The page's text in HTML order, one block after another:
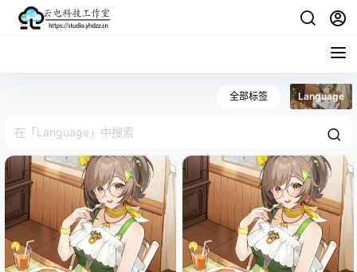
全部标签 Language